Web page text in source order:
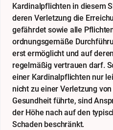
Kardinalpflichten in diesem
deren Verletzung die
gefährdet sowie alle
ordnungsgemäße
erst ermöglicht und auf
regelmäßig vertrauen darf.
einer Kardinalpflichten nur
nicht zu einer Verletzung
Gesundheit führte, sind
der Höhe nach auf den
Schaden beschränkt.